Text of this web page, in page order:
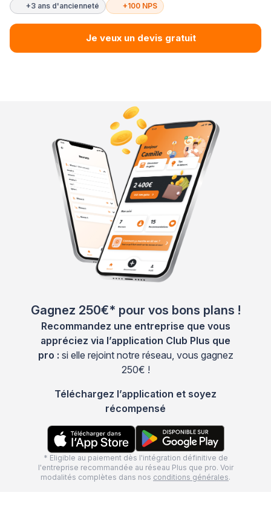
+3 ans d'ancienneté +100 NPS
Je veux un devis gratuit
Gagnez 250€* pour vos bons plans !
Recommandez une entreprise que vous
appréciez via l’application Club Plus que
pro : si elle rejoint notre réseau, vous gagnez
250€ !
Téléchargez l’application et soyez
récompensé
* Eligible au paiement dès l'intégration définitive de
l'entreprise recommandée au réseau Plus que pro. Voir
modalités complètes dans nos conditions générales.